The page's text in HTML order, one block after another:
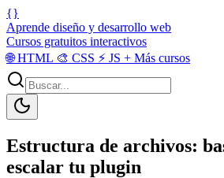
{}
Aprende diseño y desarrollo web
Cursos gratuitos interactivos
🌐HTML 🎨 CSS ⚡ JS + Más cursos
Estructura de archivos:
escalar tu plugin